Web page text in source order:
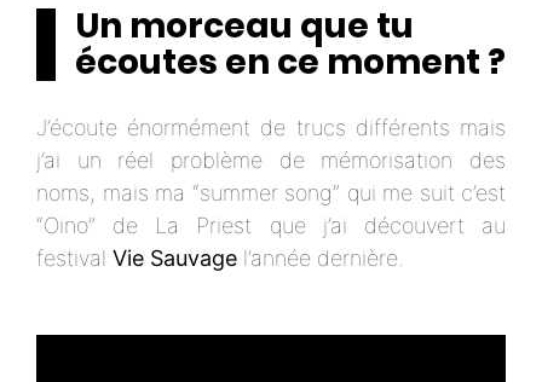
Un morceau que tu
écoutes en ce moment ?
J’écoute énormément de trucs différents mais
j’ai un réel problème de mémorisation des
noms, mais ma “summer song” qui me suit c’est
“Oino” de La Priest que j’ai découvert au
festival Vie Sauvage l’année dernière.